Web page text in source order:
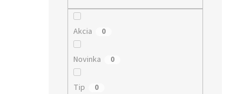
Akcia 0
Novinka 0
Tip 0